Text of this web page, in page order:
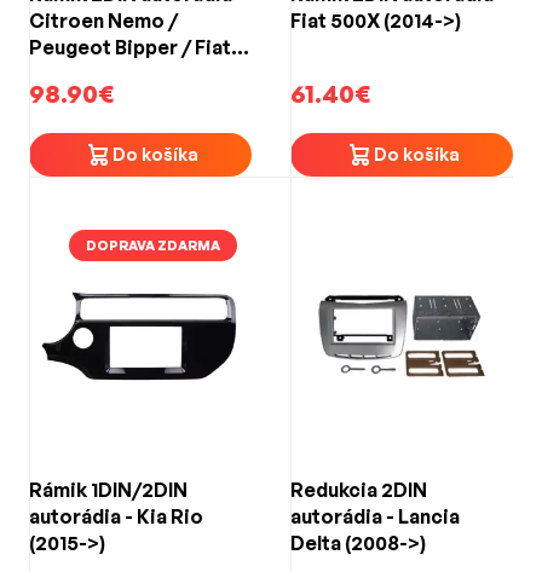
Citroen Nemo /
Peugeot Bipper / Fiat
>)
98.90€
Do košíka
Fiat 500X (2014->)
61.40€
Do košíka
DOPRAVA ZDARMA
Rámik 1DIN/2DIN
autorádia - Kia Rio
(2015->)
Redukcia 2DIN
autorádia - Lancia
Delta (2008->)